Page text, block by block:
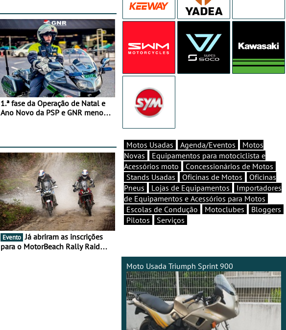
1.ª fase da Operação de Natal e
Ano Novo da PSP e GNR menos
Evento Já abriram as inscrições
para o MotorBeach Rally Raid
Motos Usadas Agenda/Eventos
Motos
Novas
Equipamentos para motociclista e
Acessórios moto
Concessionários de Motos
Stands Usadas
Oficinas de Motos
Oficinas
Pneus
Lojas de Equipamentos
Importadores
de Equipamentos e Acessórios para Motos
Escolas de Condução
Motoclubes
Bloggers
Pilotos
Serviços
Moto Usada Triumph Sprint 900